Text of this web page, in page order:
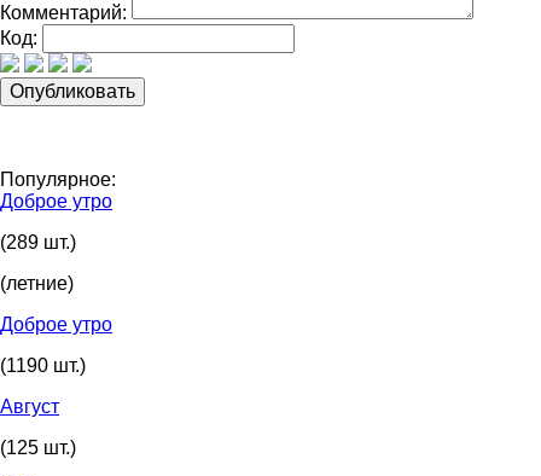
Комментарий:
Код:
Популярное:
Доброе утро
(289 шт.)
(летние)
Доброе утро
(1190 шт.)
Август
(125 шт.)